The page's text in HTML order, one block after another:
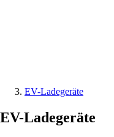
EV-Ladegeräte
EV-Ladegeräte